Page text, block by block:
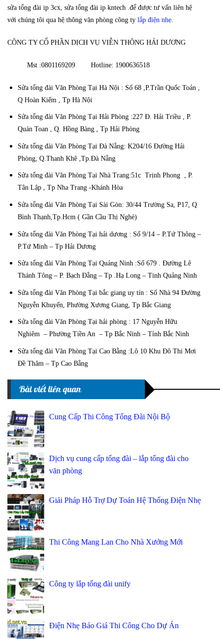
sửa tổng đài ip 3cx, sửa tổng đài ip kntech .để được tư vấn liên hệ
với chúng tôi qua hệ thông văn phòng công ty lắp điện nhẹ.
CÔNG TY CỔ PHẦN DỊCH VỤ VIỄN THÔNG HẢI DƯƠNG
Mst :0801169209 Hotline: 1900636518
Sửa tổng đài Văn Phòng Tại Hà Nội : Số 68 ,P.Trần Quốc Toản ,
Q Hoàn Kiếm , Tp Hà Nội
Sửa tổng đài Văn Phòng Tại Hải Phòng :227 Đ. Hải Triều , P.
Quán Toan , Q. Hồng Bàng , Tp Hải Phòng
Sửa tổng đài Văn Phòng Tại Đà Nẵng: K204/16 Đường Hải
Phòng, Q.Thanh Khê ,Tp.Đà Nẵng
Sửa tổng đài Văn Phòng Tại Nhà Trang:51c Trịnh Phong , P.
Tân Lập , Tp Nha Trang -Khánh Hòa
Sửa tổng đài Văn Phòng Tại Sài Gòn: 30/44 Trường Sa, P17, Q
Bình Thạnh,Tp.Hcm ( Gần Cầu Thị Nghè)
Sửa tổng đài Văn Phòng Tại hải dương : Số 9/14 – P.Tứ Thông –
P.Tứ Minh – Tp Hải Dương
Sửa tổng đài Văn Phòng Tại Quảng Ninh :Số 679 . Đường Lê
Thánh Tông – P. Bạch Đằng – Tp .Hạ Long – Tinh Quảng Ninh
Sửa tổng đài Văn Phòng Tại bắc giang uy tín : Số Nhà 94 Đường
Nguyễn Khuyến, Phường Xương Giang, Tp Bắc Giang
Sửa tổng đài Văn Phòng Tại hải phòng : 17 Nguyễn Hữu
Nghiêm – Phường Tiền An – Tp Bắc Ninh – Tỉnh Bắc Ninh
Sửa tổng đài Văn Phòng Tại Cao Bằng :Lô 10 Khu Đô Thi Mơi
Đề Thâm – Tp Cao Bằng
Bài viết liên quan
Cung Cấp Thi Công Tổng Đài Nội Bộ
Dịch vụ cung cấp tổng đài – lắp tổng đài cho
văn phòng
Giải Pháp Hỗ Trợ Dự Toán Hệ Thống Điện Nhẹ
Thi Công Mang Lan Cho Nhà Xưởng Mới
Công ty lắp tổng đài unify
Điện Nhẹ Báo Giá Thi Công Cho Dự Án